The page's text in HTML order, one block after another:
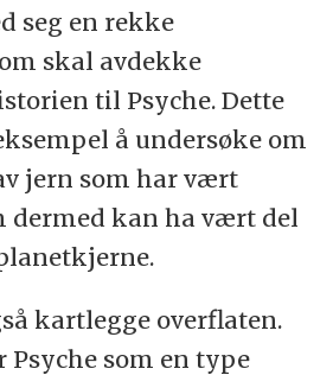
seg en rekke
skal avdekke
til Psyche. Dette
å undersøke om
jern som har vært
dermed kan ha vært del
kartlegge overflaten.
Psyche som en type